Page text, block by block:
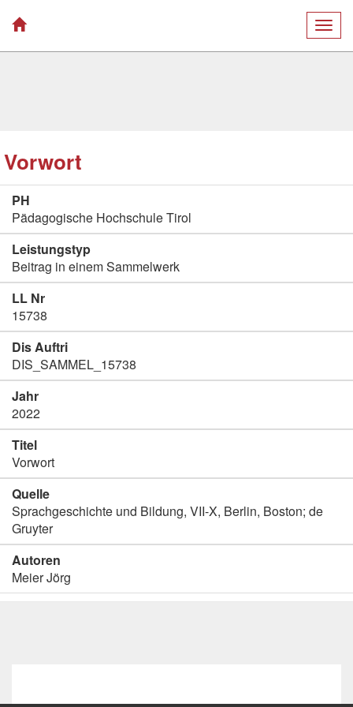
Vorwort
PH
Pädagogische Hochschule Tirol
Leistungstyp
Beitrag in einem Sammelwerk
LL Nr
15738
Dis Auftri
DIS_SAMMEL_15738
Jahr
2022
Titel
Vorwort
Quelle
Sprachgeschichte und Bildung, VII-X, Berlin, Boston; de
Gruyter
Autoren
Meier Jörg